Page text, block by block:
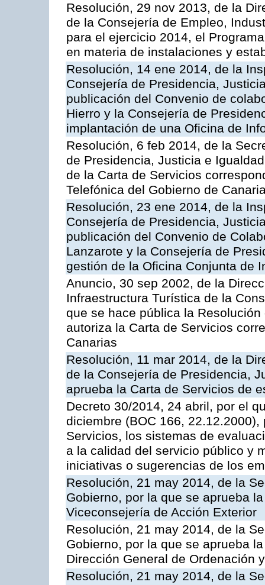
Resolución, 29 nov 2013, de la
de la Consejería de Empleo,
para el ejercicio 2014, el
en materia de instalaciones y
Resolución, 14 ene 2014, de la
Consejería de Presidencia,
publicación del Convenio de
Hierro y la Consejería de
implantación de una Oficina de
Resolución, 6 feb 2014, de la
de Presidencia, Justicia e
de la Carta de Servicios
Telefónica del Gobierno de
Resolución, 23 ene 2014, de la
Consejería de Presidencia,
publicación del Convenio de
Lanzarote y la Consejería de
gestión de la Oficina Conjunta de
Anuncio, 30 sep 2002, de la
Infraestructura Turística de la
que se hace pública la
autoriza la Carta de Servicios
Canarias
Resolución, 11 mar 2014, de la
de la Consejería de Presidencia,
aprueba la Carta de Servicios de
Decreto 30/2014, 24 abril, por el
diciembre (BOC 166,
Servicios, los sistemas de
a la calidad del servicio público y
iniciativas o sugerencias de los
Resolución, 21 may 2014, de la
Gobierno, por la que se aprueba
Viceconsejería de Acción Exterior
Resolución, 21 may 2014, de la
Gobierno, por la que se aprueba
Dirección General de Ordenación
Resolución, 21 may 2014, de la